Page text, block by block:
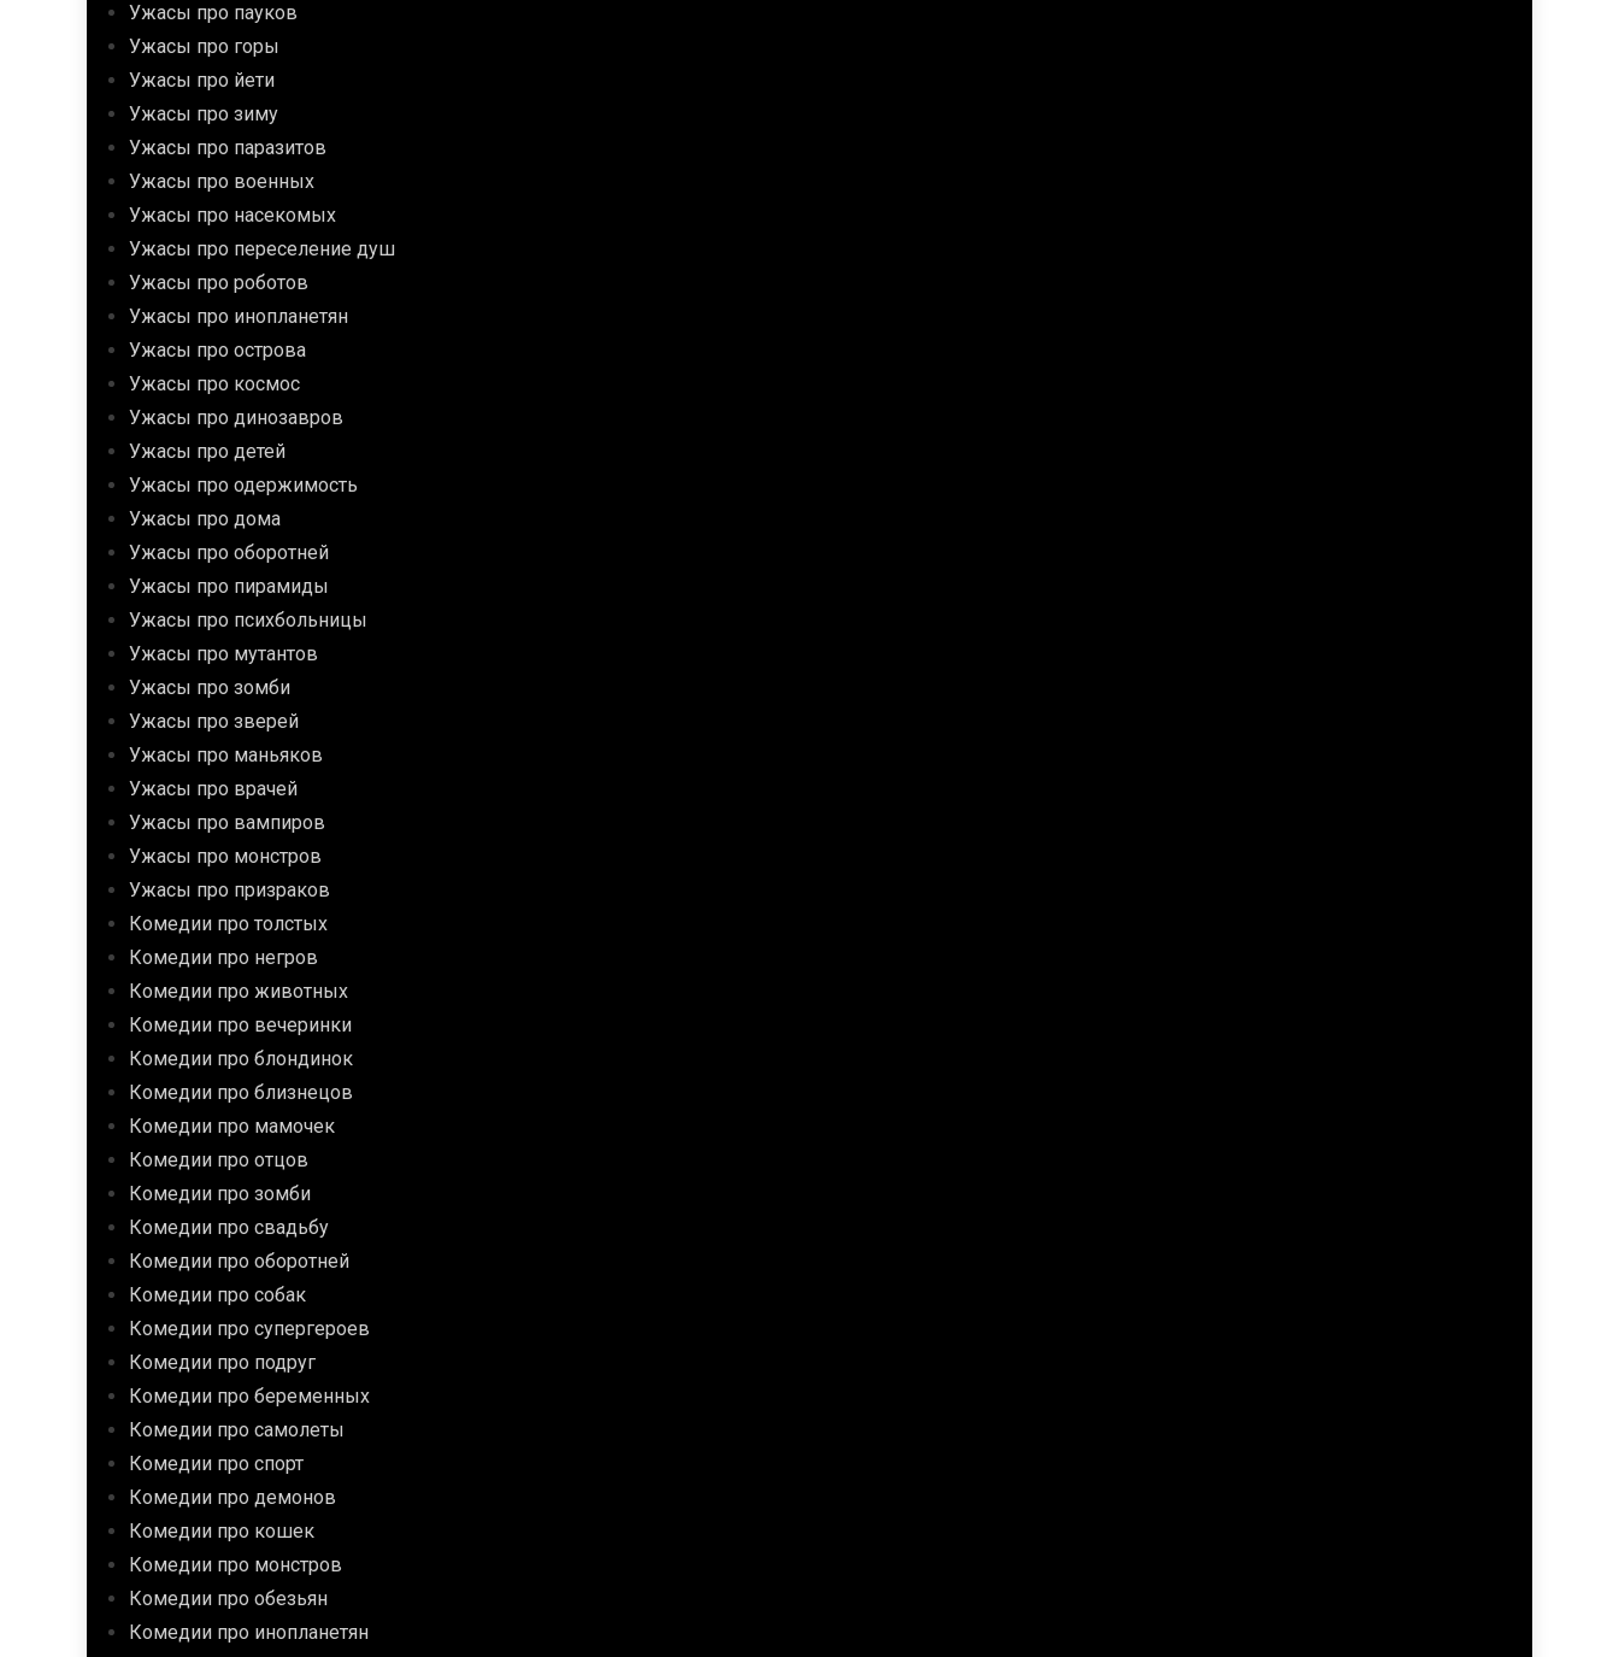
Ужасы про пауков
Ужасы про горы
Ужасы про йети
Ужасы про зиму
Ужасы про паразитов
Ужасы про военных
Ужасы про насекомых
Ужасы про переселение душ
Ужасы про роботов
Ужасы про инопланетян
Ужасы про острова
Ужасы про космос
Ужасы про динозавров
Ужасы про детей
Ужасы про одержимость
Ужасы про дома
Ужасы про оборотней
Ужасы про пирамиды
Ужасы про психбольницы
Ужасы про мутантов
Ужасы про зомби
Ужасы про зверей
Ужасы про маньяков
Ужасы про врачей
Ужасы про вампиров
Ужасы про монстров
Ужасы про призраков
Комедии про толстых
Комедии про негров
Комедии про животных
Комедии про вечеринки
Комедии про блондинок
Комедии про близнецов
Комедии про мамочек
Комедии про отцов
Комедии про зомби
Комедии про свадьбу
Комедии про оборотней
Комедии про собак
Комедии про супергероев
Комедии про подруг
Комедии про беременных
Комедии про самолеты
Комедии про спорт
Комедии про демонов
Комедии про кошек
Комедии про монстров
Комедии про обезьян
Комедии про инопланетян